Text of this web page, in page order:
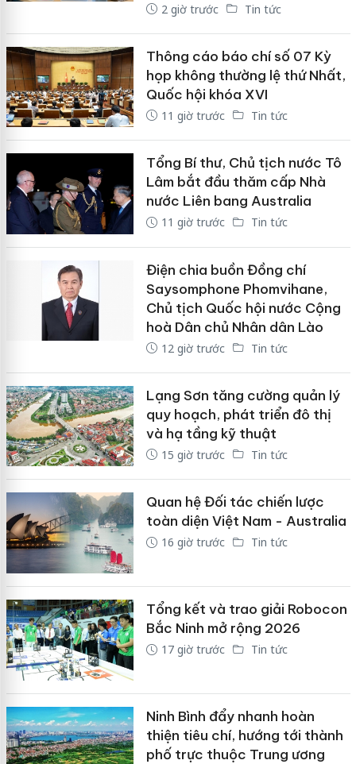
2 giờ trước Tin tức
Thông cáo báo chí số 07 Kỳ
họp không thường lệ thứ Nhất,
Quốc hội khóa XVI
11 giờ trước Tin tức
Tổng Bí thư, Chủ tịch nước Tô
Lâm bắt đầu thăm cấp Nhà
nước Liên bang Australia
11 giờ trước Tin tức
Điện chia buồn Đồng chí
Saysomphone Phomvihane,
Chủ tịch Quốc hội nước Cộng
hoà Dân chủ Nhân dân Lào
12 giờ trước Tin tức
Lạng Sơn tăng cường quản lý
quy hoạch, phát triển đô thị
và hạ tầng kỹ thuật
15 giờ trước Tin tức
Quan hệ Đối tác chiến lược
toàn diện Việt Nam - Australia
16 giờ trước Tin tức
Tổng kết và trao giải Robocon
Bắc Ninh mở rộng 2026
17 giờ trước Tin tức
Ninh Bình đẩy nhanh hoàn
thiện tiêu chí, hướng tới thành
phố trực thuộc Trung ương